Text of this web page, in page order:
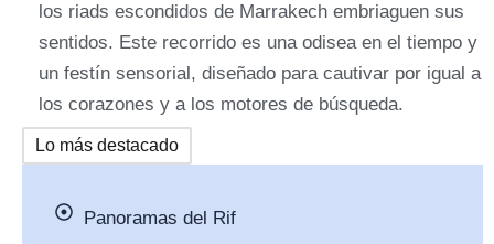
los riads escondidos de Marrakech embriaguen sus
sentidos. Este recorrido es una odisea en el tiempo y
un festín sensorial, diseñado para cautivar por igual a
los corazones y a los motores de búsqueda.
Lo más destacado
Panoramas del Rif